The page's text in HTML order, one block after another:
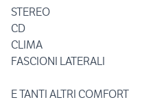
STEREO
CD
CLIMA
FASCIONI LATERALI
E TANTI ALTRI COMFORT